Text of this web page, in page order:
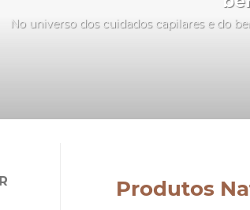
No universo dos cuidados capilares e do
Produtos